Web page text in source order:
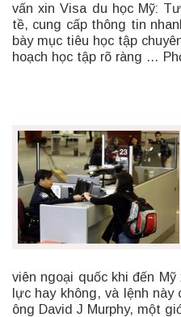
vấn xin Visa du học Mỹ:
tề, cung cấp thông tin
bày mục tiêu học tập
hoạch học tập rõ ràng …
viên ngoại quốc khi đến
lực hay không, và lệnh này
ông David J Murphy, một